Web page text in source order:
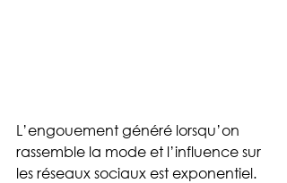
L’engouement généré lorsqu’on
rassemble la mode et l’influence sur
les réseaux sociaux est exponentiel.